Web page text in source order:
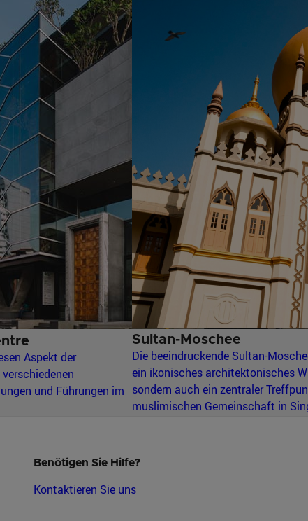
Aspekt der
und Führungen im
Sultan-Moschee
Die beeindruckende Sultan-
ein ikonisches architektonisches
sondern auch ein zentraler
muslimischen Gemeinschaft in
Benötigen Sie Hilfe?
Kontaktieren Sie uns